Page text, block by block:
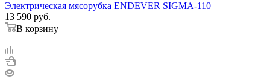
Электрическая мясорубка ENDEVER SIGMA-110
13 590 руб.
В корзину